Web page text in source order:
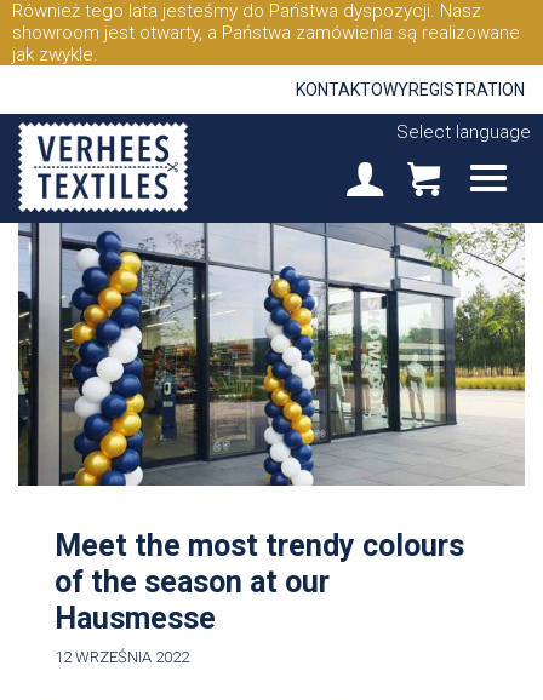
Również tego lata jesteśmy do Państwa dyspozycji. Nasz
showroom jest otwarty, a Państwa zamówienia są realizowane
jak zwykle.
KONTAKTOWYREGISTRATION
Select language
Meet the most trendy colours
of the season at our
Hausmesse
12 WRZEŚNIA 2022